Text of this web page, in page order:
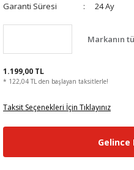
Garanti Süresi
24 Ay
Markanın
1.199,00 TL
* 122,04 TL den başlayan taksitlerle!
Taksit Seçenekleri İçin Tıklayınız
Gelince